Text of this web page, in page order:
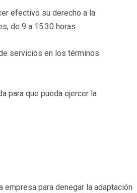
efectivo su derecho a la
de 9 a 15:30 horas.
servicios en los términos
para que pueda ejercer la
para denegar la adaptación